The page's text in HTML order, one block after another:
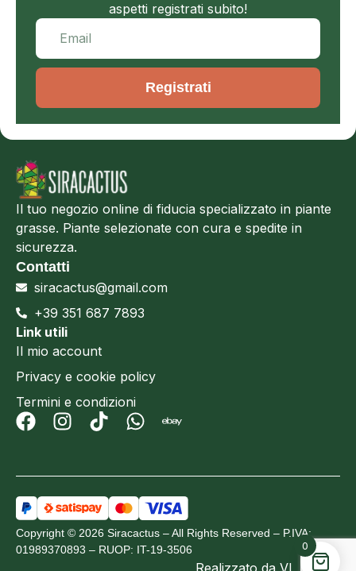
aspetti registrati subito!
Registrati
Il tuo negozio online di fiducia specializzato in piante
grasse. Piante selezionate con cura e spedite in
sicurezza.
Contatti
siracactus@gmail.com
+39 351 687 7893
Link utili
Il mio account
Privacy e cookie policy
Termini e condizioni
Copyright © 2026 Siracactus – All Rights Reserved – P.IVA:
01989370893 – RUOP: IT-19-3506
0